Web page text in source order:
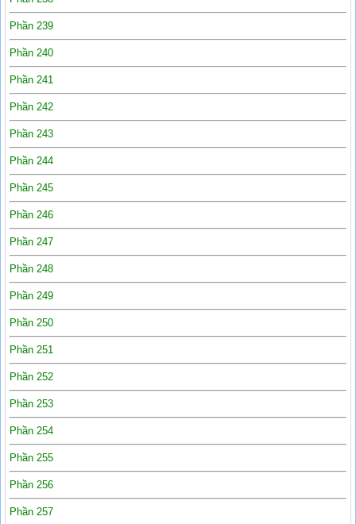
Phần 239
Phần 240
Phần 241
Phần 242
Phần 243
Phần 244
Phần 245
Phần 246
Phần 247
Phần 248
Phần 249
Phần 250
Phần 251
Phần 252
Phần 253
Phần 254
Phần 255
Phần 256
Phần 257